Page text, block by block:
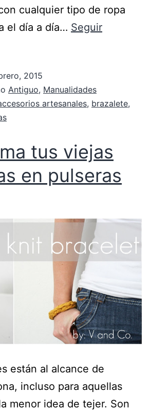
cualquier tipo de ropa
el día a día… Seguir
2015
Antiguo, Manualidades
artesanales, brazalete,
tus viejas
en pulseras
están al alcance de
incluso para aquellas
menor idea de tejer. Son